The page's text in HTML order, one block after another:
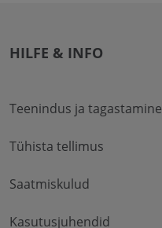
HILFE & INFO
Teenindus ja tagastamine
Tühista tellimus
Saatmiskulud
Kasutusjuhendid